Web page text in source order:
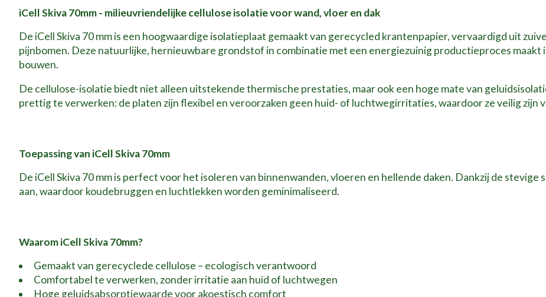
iCell Skiva 70mm - milieuvriendelijke cellulose isolatie voor wand, vloer en dak
De iCell Skiva 70 mm is een hoogwaardige isolatieplaat gemaakt van gerecycled krantenpapier, vervaardigd uit
pijnbomen. Deze natuurlijke, hernieuwbare grondstof in combinatie met een energiezuinig productieproces maakt
bouwen.
De cellulose-isolatie biedt niet alleen uitstekende thermische prestaties, maar ook een hoge mate van
prettig te verwerken: de platen zijn flexibel en veroorzaken geen huid- of luchtwegirritaties, waardoor ze veilig zijn
Toepassing van iCell Skiva 70mm
De iCell Skiva 70 mm is perfect voor het isoleren van binnenwanden, vloeren en hellende daken. Dankzij de
aan, waardoor koudebruggen en luchtlekken worden geminimaliseerd.
Waarom iCell Skiva 70mm?
Gemaakt van gerecyclede cellulose – ecologisch verantwoord
Comfortabel te verwerken, zonder irritatie aan huid of luchtwegen
Hoge geluidsabsorptiewaarde voor akoestisch comfort